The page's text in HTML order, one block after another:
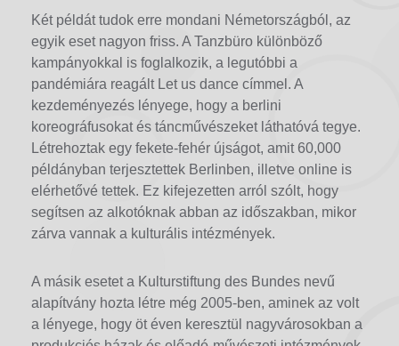
Két példát tudok erre mondani Németországból, az
egyik eset nagyon friss. A Tanzbüro különböző
kampányokkal is foglalkozik, a legutóbbi a
pandémiára reagált Let us dance címmel. A
kezdeményezés lényege, hogy a berlini
koreográfusokat és táncművészeket láthatóvá tegye.
Létrehoztak egy fekete-fehér újságot, amit 60,000
példányban terjesztettek Berlinben, illetve online is
elérhetővé tettek. Ez kifejezetten arról szólt, hogy
segítsen az alkotóknak abban az időszakban, mikor
zárva vannak a kulturális intézmények.
A másik esetet a Kulturstiftung des Bundes nevű
alapítvány hozta létre még 2005-ben, aminek az volt
a lényege, hogy öt éven keresztül nagyvárosokban a